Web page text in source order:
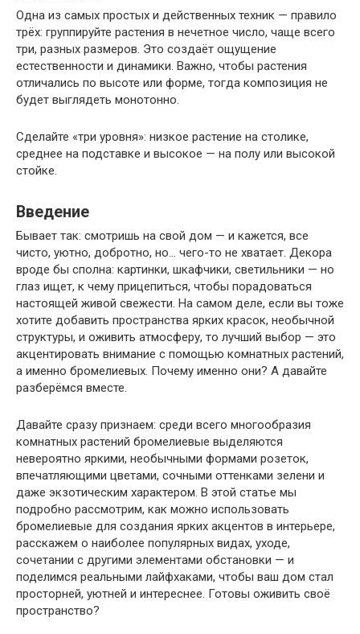
Одна из самых простых и действенных техник — правило
трёх: группируйте растения в нечетное число, чаще всего
три, разных размеров. Это создаёт ощущение
естественности и динамики. Важно, чтобы растения
отличались по высоте или форме, тогда композиция не
будет выглядеть монотонно.
Сделайте «три уровня»: низкое растение на столике,
среднее на подставке и высокое — на полу или высокой
стойке.
Введение
Бывает так: смотришь на свой дом — и кажется, все
чисто, уютно, добротно, но… чего-то не хватает. Декора
вроде бы сполна: картинки, шкафчики, светильники — но
глаз ищет, к чему прицепиться, чтобы порадоваться
настоящей живой свежести. На самом деле, если вы тоже
хотите добавить пространства ярких красок, необычной
структуры, и оживить атмосферу, то лучший выбор — это
акцентировать внимание с помощью комнатных растений,
а именно бромелиевых. Почему именно они? А давайте
разберёмся вместе.
Давайте сразу признаем: среди всего многообразия
комнатных растений бромелиевые выделяются
невероятно яркими, необычными формами розеток,
впечатляющими цветами, сочными оттенками зелени и
даже экзотическим характером. В этой статье мы
подробно рассмотрим, как можно использовать
бромелиевые для создания ярких акцентов в интерьере,
расскажем о наиболее популярных видах, уходе,
сочетании с другими элементами обстановки — и
поделимся реальными лайфхаками, чтобы ваш дом стал
просторней, уютней и интереснее. Готовы оживить своё
пространство?